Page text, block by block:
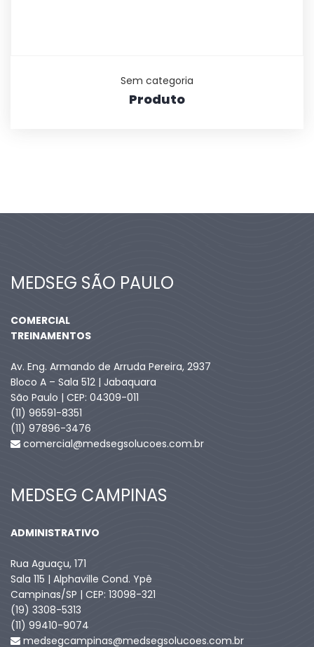
Sem categoria
Produto
MEDSEG SÃO PAULO
COMERCIAL
TREINAMENTOS
Av. Eng. Armando de Arruda Pereira, 2937
Bloco A – Sala 512 | Jabaquara
São Paulo | CEP: 04309-011
(11) 96591-8351
(11) 97896-3476
comercial@medsegsolucoes.com.br
MEDSEG CAMPINAS
ADMINISTRATIVO
Rua Aguaçu, 171
Sala 115 | Alphaville Cond. Ypê
Campinas/SP | CEP: 13098-321
(19) 3308-5313
(11) 99410-9074​
medsegcampinas@medsegsolucoes.com.br